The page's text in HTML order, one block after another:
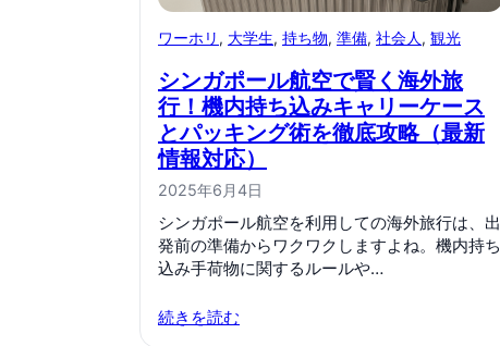
ワーホリ , 大学生, 持ち物, 準備, 社会人 , 観光
シンガポール航空で賢く海外旅
行！機内持ち込みキャリーケース
とパッキング術を徹底攻略（最新
情報対応）
2025年6月4日
シンガポール航空を利用しての海外旅行は、出
発前の準備からワクワクしますよね。機内持ち
込み手荷物に関するルールや…
続きを読む